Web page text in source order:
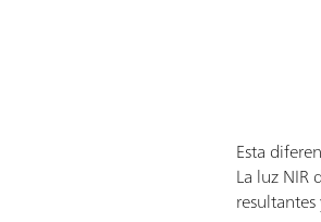
Esta
La luz NIR